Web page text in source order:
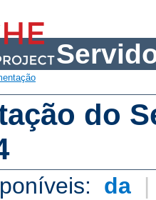
do
da |